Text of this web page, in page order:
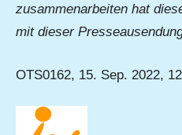
zusammenarbeiten hat
mit dieser
OTS0162, 15. Sep. 2022,